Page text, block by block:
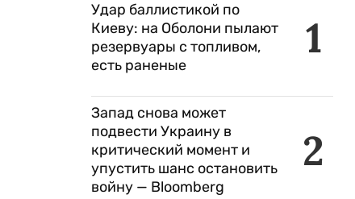
1
Удар баллистикой по
Киеву: на Оболони пылают
резервуары с топливом,
есть раненые
2
Запад снова может
подвести Украину в
критический момент и
упустить шанс остановить
войну — Bloomberg